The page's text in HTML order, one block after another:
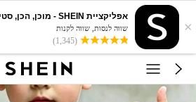
×
אפליקציית SHEIN - מוכן, הכן, סטייל!
שווה לנסות, שווה לקנות
(1,345)